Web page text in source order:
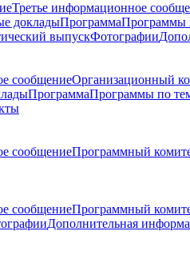
Третье информационное
докладыПрограммаПрограммы
выпускФотографии
сообщениеОрганизационный
ПрограммаПрограммы по
сообщениеПрограммный
сообщениеПрограммный
Дополнительная